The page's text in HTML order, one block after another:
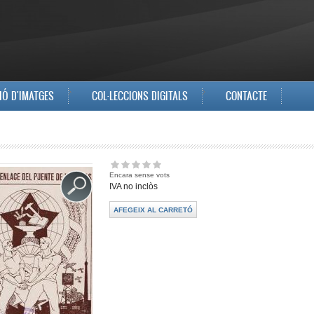
D'IMATGES COL·LECCIONS DIGITALS CONTACTE
Encara sense vots
IVA no inclòs